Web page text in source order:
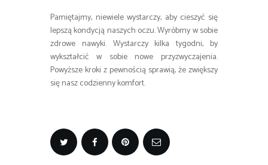
Pamiętajmy, niewiele wystarczy, aby cieszyć się
lepszą kondycją naszych oczu. Wyróbmy w sobie
zdrowe nawyki. Wystarczy kilka tygodni, by
wykształcić w sobie nowe przyzwyczajenia.
Powyższe kroki z pewnością sprawią, że zwiększy
się nasz codzienny komfort.